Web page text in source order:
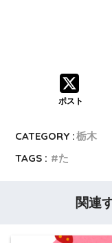
ポスト
CATEGORY :栃木
TAGS :
た
関連